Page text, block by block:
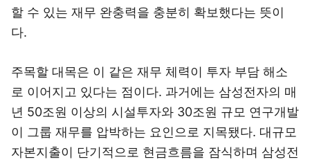
할 수 있는 재무 완충력을 충분히 확보했다는 뜻이
다.
주목할 대목은 이 같은 재무 체력이 투자 부담 해소
로 이어지고 있다는 점이다. 과거에는 삼성전자의 매
년 50조원 이상의 시설투자와 30조원 규모 연구개발
이 그룹 재무를 압박하는 요인으로 지목됐다. 대규모
자본지출이 단기적으로 현금흐름을 잠식하며 삼성전